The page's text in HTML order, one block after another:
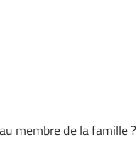
membre de la famille ?